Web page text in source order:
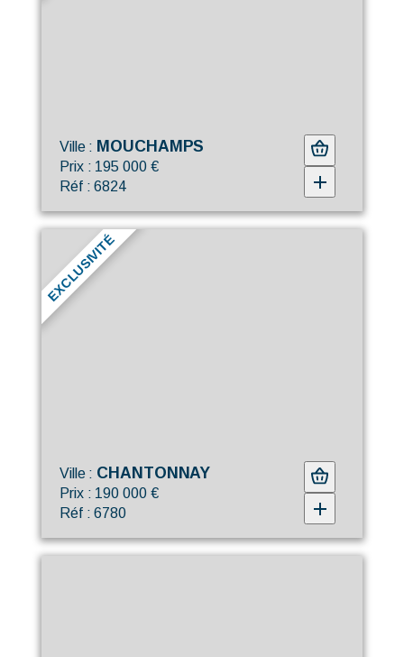
Ville : MOUCHAMPS
Prix : 195 000 €
Réf : 6824
EXCLUSIVITÉ
Ville : CHANTONNAY
Prix : 190 000 €
Réf : 6780